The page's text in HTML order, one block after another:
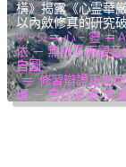
橫》揭露《心霊華
以內斂修真的研究
Ψ – Ω ＝ 心 – 靈 ＝
依 ─ 無限量而觀音
自圓
＝ 修習辯證正念
環 ─ 自然如復,坤,